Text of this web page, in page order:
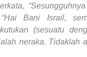
Bani Israil,
(sesuatu
neraka. Tidaklah